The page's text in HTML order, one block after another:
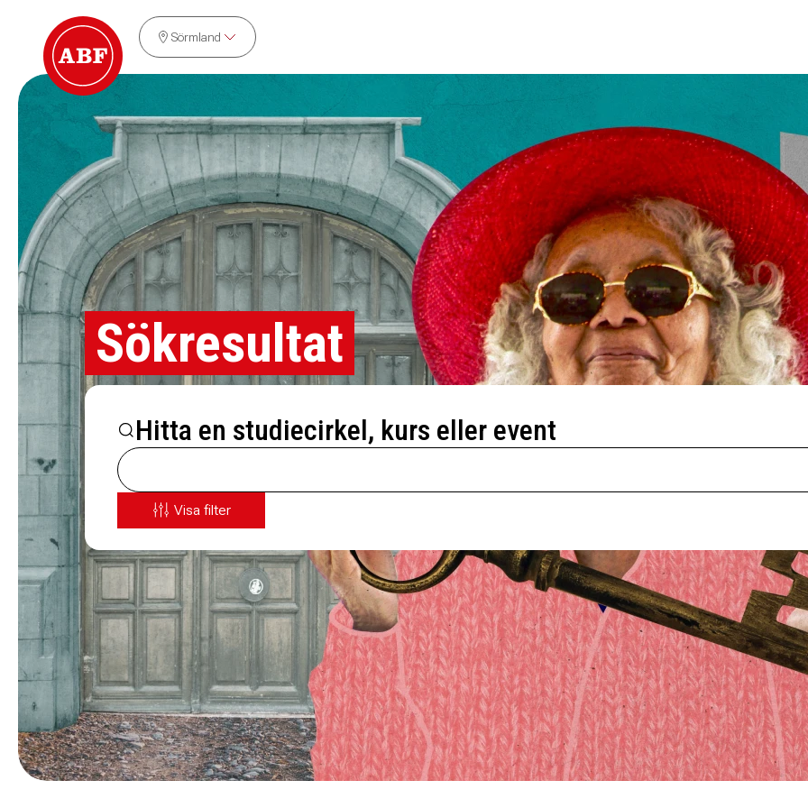
Sörmland
Sökresultat
Hitta en studiecirkel, kurs eller event
Visa filter